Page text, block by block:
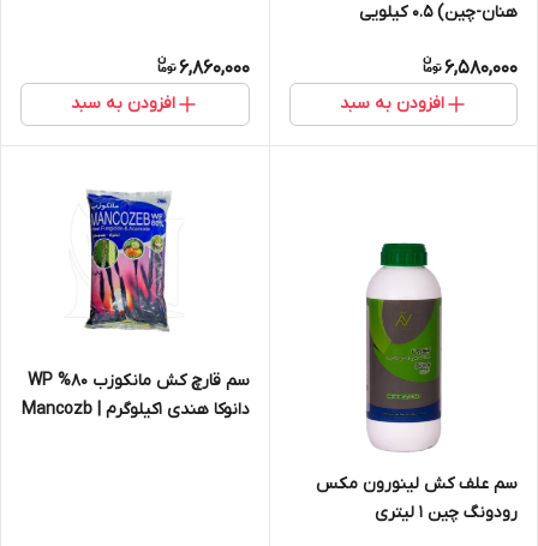
هنان-چین) 0.5 کیلویی
6,580,000
افزودن به سبد
6,860,000
افزودن به سبد
سم علف کش لینورون مکس
رودونگ چین 1 لیتری
سم قارچ کش مانکوزب 80% WP
دانوکا هندی 1کیلوگرم | Mancozb